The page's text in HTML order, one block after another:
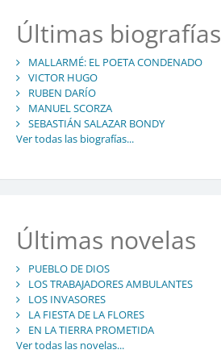
Últimas biografías
MALLARMÉ: EL POETA CONDENADO
VICTOR HUGO
RUBEN DARÍO
MANUEL SCORZA
SEBASTIÁN SALAZAR BONDY
Ver todas las biografías...
Últimas novelas
PUEBLO DE DIOS
LOS TRABAJADORES AMBULANTES
LOS INVASORES
LA FIESTA DE LA FLORES
EN LA TIERRA PROMETIDA
Ver todas las novelas...